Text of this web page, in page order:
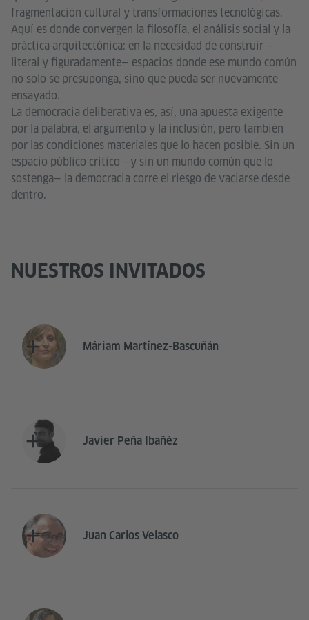
fragmentación cultural y transformaciones tecnológicas.
Aquí es donde convergen la filosofía, el análisis social y la
práctica arquitectónica: en la necesidad de construir —
literal y figuradamente— espacios donde ese mundo común
no solo se presuponga, sino que pueda ser nuevamente
ensayado.
La democracia deliberativa es, así, una apuesta exigente
por la palabra, el argumento y la inclusión, pero también
por las condiciones materiales que lo hacen posible. Sin un
espacio público crítico —y sin un mundo común que lo
sostenga— la democracia corre el riesgo de vaciarse desde
dentro.
NUESTROS INVITADOS
Máriam Martínez-Bascuñán
Javier Peña Ibañéz
Juan Carlos Velasco